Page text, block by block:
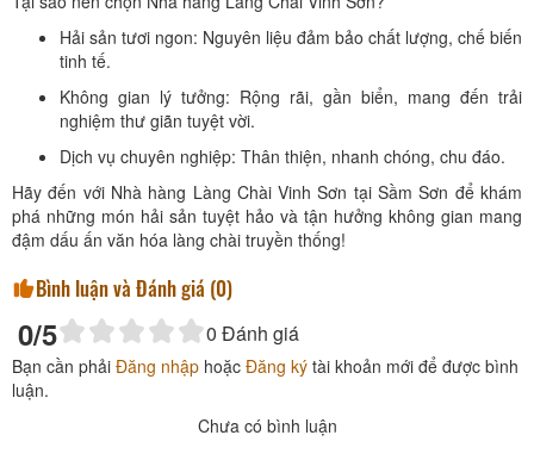
Hải sản tươi ngon: Nguyên liệu đảm bảo chất lượng, chế biến
tinh tế.
Không gian lý tưởng: Rộng rãi, gần biển, mang đến trải
nghiệm thư giãn tuyệt vời.
Dịch vụ chuyên nghiệp: Thân thiện, nhanh chóng, chu đáo.
Hãy đến với Nhà hàng Làng Chài Vinh Sơn tại Sầm Sơn để khám
phá những món hải sản tuyệt hảo và tận hưởng không gian mang
đậm dấu ấn văn hóa làng chài truyền thống!
Bình luận và Đánh giá (0)
0/5 0 Đánh giá
Bạn cần phải Đăng nhập hoặc Đăng ký tài khoản mới để được bình
luận.
Chưa có bình luận